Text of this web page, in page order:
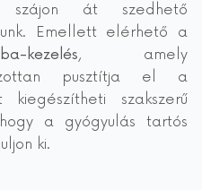
szájon át szedhető
Emellett elérhető a
kezelés, amely
pusztítja el a
szakszerű
a gyógyulás tartós
ki.